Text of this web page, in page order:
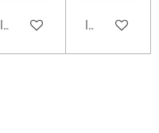
In winkelwagenIn